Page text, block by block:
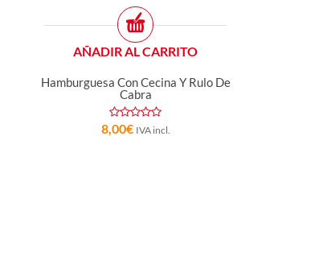
AÑADIR AL CARRITO
Hamburguesa Con Cecina Y Rulo De
Cabra
8,00€ IVA incl.